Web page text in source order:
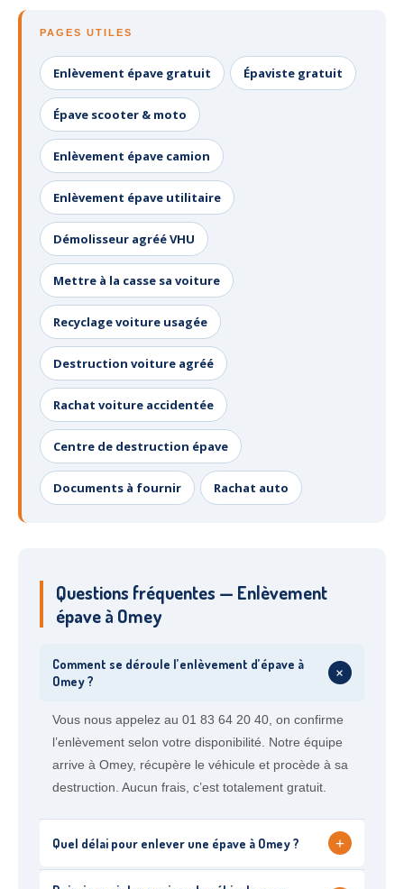
PAGES UTILES
Enlèvement épave gratuit Épaviste gratuit
Épave scooter & moto
Enlèvement épave camion
Enlèvement épave utilitaire
Démolisseur agréé VHU
Mettre à la casse sa voiture
Recyclage voiture usagée
Destruction voiture agréé
Rachat voiture accidentée
Centre de destruction épave
Documents à fournir Rachat auto
Questions fréquentes — Enlèvement
épave à Omey
Comment se déroule l’enlèvement d’épave à
Omey ?
+
Vous nous appelez au 01 83 64 20 40, on confirme
l’enlèvement selon votre disponibilité. Notre équipe
arrive à Omey, récupère le véhicule et procède à sa
destruction. Aucun frais, c’est totalement gratuit.
Quel délai pour enlever une épave à Omey ? +